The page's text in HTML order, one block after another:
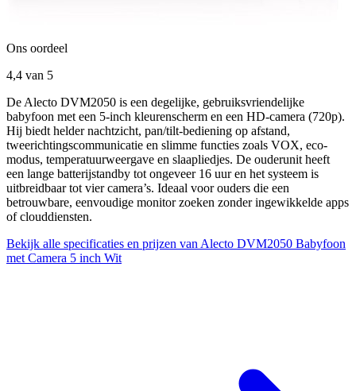
Ons oordeel
4,4 van 5
De Alecto DVM2050 is een degelijke, gebruiksvriendelijke
babyfoon met een 5-inch kleurenscherm en een HD-camera (720p).
Hij biedt helder nachtzicht, pan/tilt-bediening op afstand,
tweerichtingscommunicatie en slimme functies zoals VOX, eco-
modus, temperatuurweergave en slaapliedjes. De ouderunit heeft
een lange batterijstandby tot ongeveer 16 uur en het systeem is
uitbreidbaar tot vier camera’s. Ideaal voor ouders die een
betrouwbare, eenvoudige monitor zoeken zonder ingewikkelde apps
of clouddiensten.
Bekijk alle specificaties en prijzen van Alecto DVM2050 Babyfoon
met Camera 5 inch Wit